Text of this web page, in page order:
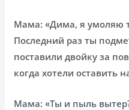
Мама: «Дима, я умоляю
Последний раз ты
поставили двойку за
когда хотели оставить
Мама: «Ты и пыль